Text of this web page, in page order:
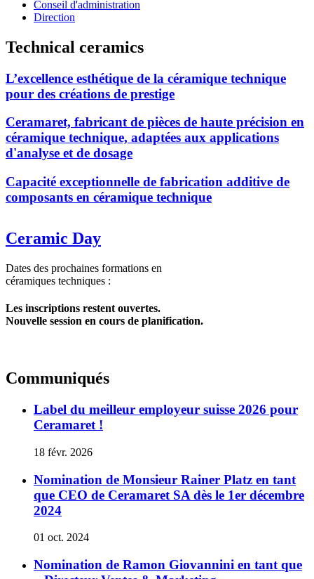
Conseil d'administration
Direction
Technical ceramics
L’excellence esthétique de la céramique technique
pour des créations de prestige
Ceramaret, fabricant de pièces de haute précision en
céramique technique, adaptées aux applications
d'analyse et de dosage
Capacité exceptionnelle de fabrication additive de
composants en céramique technique
Ceramic Day
Dates des prochaines formations en
céramiques techniques :
Les inscriptions restent ouvertes.
Nouvelle session en cours de planification.
Communiqués
Label du meilleur employeur suisse 2026 pour
Ceramaret !
18 févr. 2026
Nomination de Monsieur Rainer Platz en tant
que CEO de Ceramaret SA dès le 1er décembre
2024
01 oct. 2024
Nomination de Ramon Giovannini en tant que